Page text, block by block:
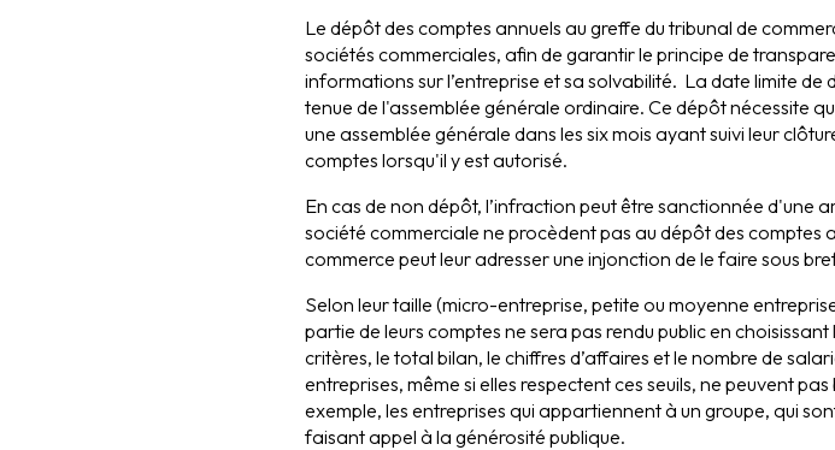
Le dépôt des comptes annuels au greffe du tribunal de
sociétés commerciales, afin de garantir le principe de
informations sur l’entreprise et sa solvabilité. La date limite
tenue de l'assemblée générale ordinaire. Ce dépôt nécessite
une assemblée générale dans les six mois ayant suivi leur
comptes lorsqu'il y est autorisé.
En cas de non dépôt, l’infraction peut être sanctionnée d'une
société commerciale ne procèdent pas au dépôt des comptes
commerce peut leur adresser une injonction de le faire sous
Selon leur taille (micro-entreprise, petite ou moyenne
partie de leurs comptes ne sera pas rendu public en
critères, le total bilan, le chiffres d’affaires et le nombre de
entreprises, même si elles respectent ces seuils, ne peuvent
exemple, les entreprises qui appartiennent à un groupe, qui
faisant appel à la générosité publique.